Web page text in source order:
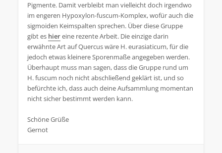
Pigmente. Damit verbleibt man vielleicht doch irgendwo
im engeren Hypoxylon-fuscum-Komplex, wofür auch die
sigmoiden Keimspalten sprechen. Über diese Gruppe
gibt es hiereine rezente Arbeit. Die einzige darin
erwähnte Art auf Quercus wäre H. eurasiaticum, für die
jedoch etwas kleinere Sporenmaße angegeben werden.
Überhaupt muss man sagen, dass die Gruppe rund um
H. fuscum noch nicht abschließend geklärt ist, und so
befürchte ich, dass auch deine Aufsammlung momentan
nicht sicher bestimmt werden kann.
Schöne Grüße
Gernot